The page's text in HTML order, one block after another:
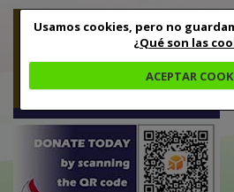
Usamos cookies, pero no
¿Qué son las
ACEPTAR